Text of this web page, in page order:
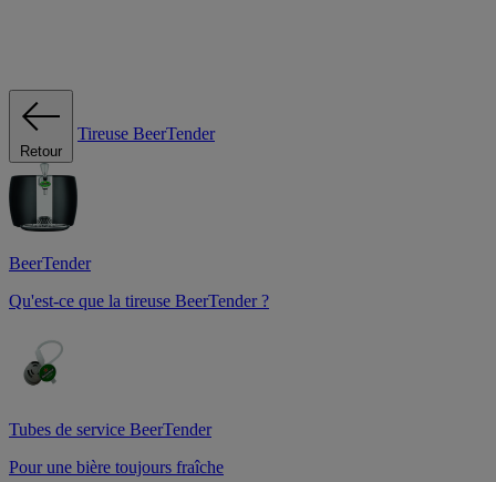
Retour
Tireuse BeerTender
BeerTender
Qu'est-ce que la tireuse BeerTender ?
Tubes de service BeerTender
Pour une bière toujours fraîche